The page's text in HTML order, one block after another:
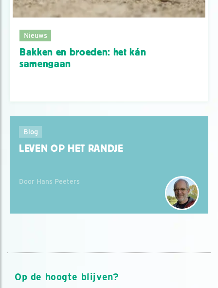
Nieuws
Bakken en broeden: het kán
samengaan
Blog
LEVEN OP HET RANDJE
Door Hans Peeters
Op de hoogte blijven?